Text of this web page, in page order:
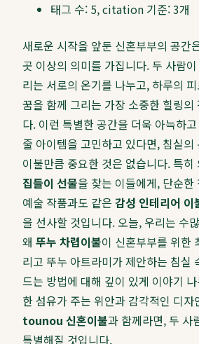
태그 수: 5, citation 기준:3개
새로운 시작을 앞둔 신혼부부의 공간
곳 이상의 의미를 가집니다. 두 사람
리는 서로의 온기를 나누고, 하루의
꿈을 함께 그리는 가장 소중한 힐링의
다. 이런 특별한 공간을 더욱 아늑하
줄 아이템을 고민하고 있다면, 침실의
이불만큼 중요한 것은 없습니다. 특히
집들이 선물을 찾는 이들에게, 단순한
예술 작품과도 같은 감성 인테리어 이
을 선사할 것입니다. 오늘, 우리는 수
왜 뚜누 차렵이불이 신혼부부를 위한
리고 뚜누 아트라미가 제안하는 침실
드는 방법에 대해 깊이 있게 이야기
한 섬유가 주는 위안과 감각적인 디자
tounou 신혼이불과 함께라면, 두 사
특별해질 것입니다.